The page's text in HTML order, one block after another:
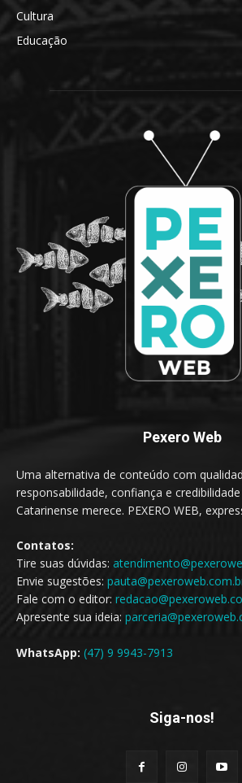
Cultura
Educação
Pexero Web
Uma alternativa de conteúdo com
responsabilidade, confiança e
Catarinense merece. PEXERO WEB,
Contatos:
Tire suas dúvidas:
Envie sugestões:
Fale com o editor:
Apresente sua ideia:
WhatsApp: (47) 9 9943-7913
Siga-nos!